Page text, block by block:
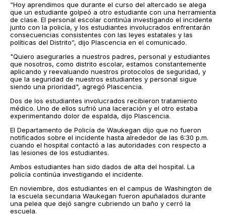
“Hoy aprendimos que durante el curso del altercado se alega
que un estudiante golpeó a otro estudiante con una herramienta
de clase. El personal escolar continúa investigando el incidente
junto con la policía, y los estudiantes involucrados enfrentarán
consecuencias consistentes con las leyes estatales y las
políticas del Distrito”, dijo Plascencia en el comunicado.
"Quiero asegurarles a nuestros padres, personal y estudiantes
que nosotros, como distrito escolar, estamos constantemente
aplicando y reevaluando nuestros protocolos de seguridad, y
que la seguridad de nuestros estudiantes y personal sigue
siendo una prioridad", agregó Plascencia.
Dos de los estudiantes involucrados recibieron tratamiento
médico. Uno de ellos sufrió una laceración y el otro estaba
experimentando dolor de espalda, dijo Plascencia.
El Departamento de Policía de Waukegan dijo que no fueron
notificados sobre el incidente hasta alrededor de las 6:30 p.m.
cuando el hospital contactó a las autoridades con respecto a
las lesiones de los estudiantes.
Ambos estudiantes han sido dados de alta del hospital. La
policía continúa investigando el incidente.
En noviembre, dos estudiantes en el campus de Washington de
la escuela secundaria Waukegan fueron apuñalados durante
una pelea que dejó sangre cubriendo un baño y cerró la
escuela.